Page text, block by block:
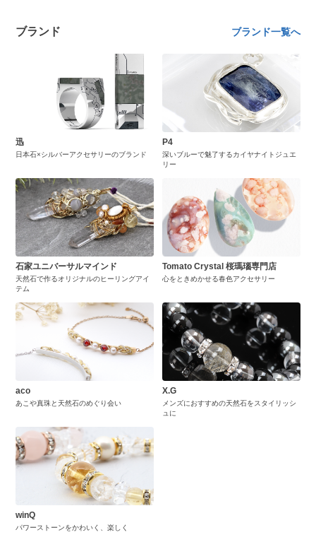
ブランド ブランド一覧へ
迅
日本石×シルバーアクセサリーのブランド
P4
深いブルーで魅了するカイヤナイトジュエ
リー
石家ユニバーサルマインド
天然石で作るオリジナルのヒーリングアイ
テム
Tomato Crystal 桜瑪瑙専門店
心をときめかせる春色アクセサリー
aco
あこや真珠と天然石のめぐり会い
X.G
メンズにおすすめの天然石をスタイリッシ
ュに
winQ
パワーストーンをかわいく、楽しく